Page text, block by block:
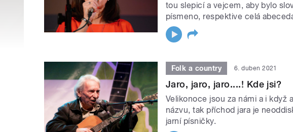
tou slepicí a vejcem, aby bylo
písmeno, respektive celá
Folk a country 6. duben 2021
Jaro, jaro, jaro....! Kde jsi?
Velikonoce jsou za námi a i když
názvu, tak příchod jara je
jarní písničky.